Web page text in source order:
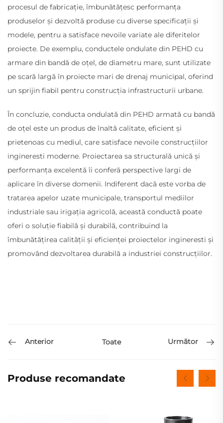
procesul de fabricație, îmbunătățesc performanța
produselor și dezvoltă produse cu diverse specificații și
modele, pentru a satisface nevoile variate ale diferitelor
proiecte. De exemplu, conductele ondulate din PEHD cu
armare din bandă de oțel, de diametru mare, sunt utilizate
pe scară largă în proiecte mari de drenaj municipal, oferind
un sprijin fiabil pentru construcția infrastructurii urbane.
În concluzie, conducta ondulată din PEHD armată cu bandă
de oțel este un produs de înaltă calitate, eficient și
prietenoas cu mediul, care satisface nevoile construcțiilor
ingineresti moderne. Proiectarea sa structurală unică și
performanța excelentă îi conferă perspective largi de
aplicare în diverse domenii. Indiferent dacă este vorba de
tratarea apelor uzate municipale, transportul mediilor
industriale sau irigația agricolă, această conductă poate
oferi o soluție fiabilă și durabilă, contribuind la
îmbunătățirea calității și eficienței proiectelor ingineresti și
promovând dezvoltarea durabilă a industriei construcțiilor.
Anterior Toate Următor
Produse recomandate